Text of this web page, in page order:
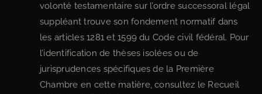
volonté testamentaire sur l’ordre successoral légal
suppléant trouve son fondement normatif dans
les articles 1281 et 1599 du Code civil fédéral. Pour
l’identification de thèses isolées ou de
jurisprudences spécifiques de la Première
Chambre en cette matière, consultez le Recueil